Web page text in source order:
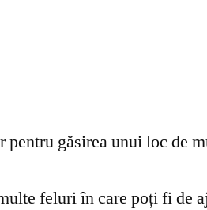
pentru găsirea unui loc de
feluri în care poți fi de